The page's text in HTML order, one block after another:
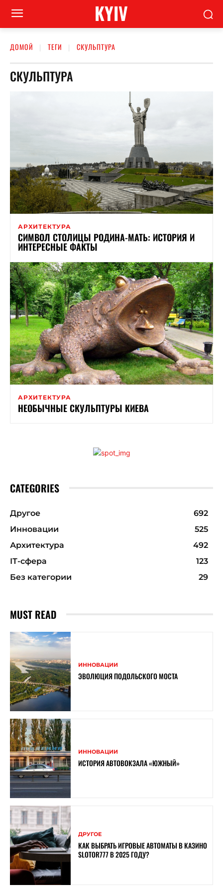
KYIV
ДОМОЙ ТЕГИ СКУЛЬПТУРА
СКУЛЬПТУРА
АРХИТЕКТУРА
СИМВОЛ СТОЛИЦЫ РОДИНА-МАТЬ: ИСТОРИЯ И
ИНТЕРЕСНЫЕ ФАКТЫ
АРХИТЕКТУРА
НЕОБЫЧНЫЕ СКУЛЬПТУРЫ КИЕВА
CATEGORIES
Другое
692
Инновации
525
Архитектура
492
ІТ-сфера
123
Без категории
29
MUST READ
ИННОВАЦИИ
ЭВОЛЮЦИЯ ПОДОЛЬСКОГО МОСТА
ИННОВАЦИИ
ИСТОРИЯ АВТОВОКЗАЛА «ЮЖНЫЙ»
ДРУГОЕ
КАК ВЫБРАТЬ ИГРОВЫЕ АВТОМАТЫ В КАЗИНО
SLOTOR777 В 2025 ГОДУ?